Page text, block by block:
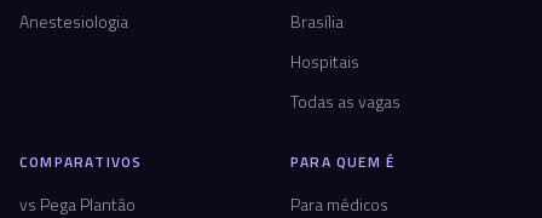
Anestesiologia
Brasília
Hospitais
Todas as vagas
COMPARATIVOS
vs Pega Plantão
PARA QUEM É
Para médicos